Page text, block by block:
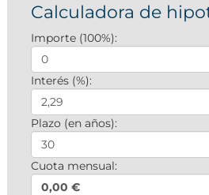
Calculadora de
Importe (100%):
Interés (%):
Plazo (en años):
Cuota mensual:
0,00 €